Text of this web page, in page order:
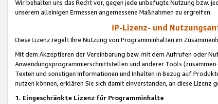
Wir behalten uns das Recht vor, gegen jede unbefugte Nutzung bzw.
unserem alleinigen Ermessen angemessene Maßnahmen zu ergreifen.
IP-Lizenz- und
Diese Lizenz regelt Ihre Nutzung von Programminhalten im
Mit dem Akzeptieren der Vereinbarung bzw. mit dem Aufrufen oder
Anwendungsprogrammierschnittstellen und anderer Tools (zusammen
Texten und sonstigen Informationen und Inhalten in Bezug auf
nutzen können, erklären Sie sich damit einverstanden, an diese Lizenz
1. Eingeschränkte Lizenz für Programminhalte